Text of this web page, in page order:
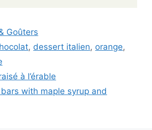
Goûters
, dessert italien, orange,
à l’érable
with maple syrup and